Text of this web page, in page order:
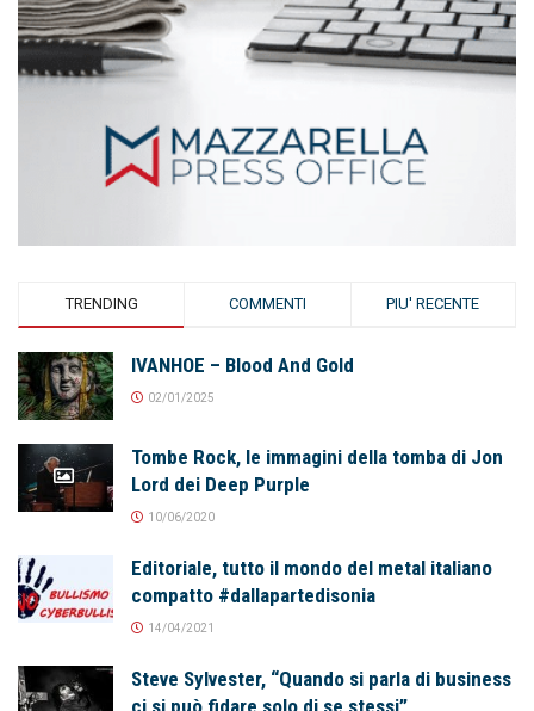
TRENDING COMMENTI PIU' RECENTE
IVANHOE – Blood And Gold
02/01/2025
Tombe Rock, le immagini della tomba di Jon
Lord dei Deep Purple
10/06/2020
Editoriale, tutto il mondo del metal italiano
compatto #dallapartedisonia
14/04/2021
Steve Sylvester, “Quando si parla di business